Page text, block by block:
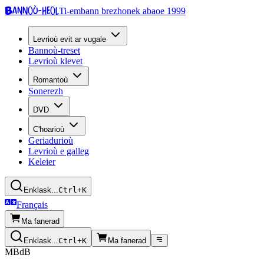
Bannoù-heolTi-embann brezhonek abaoe 1999
Levrioù evit ar vugale
Bannoù-treset
Levrioù klevet
Romantoù
Sonerezh
DVD
C'hoarioù
Geriadurioù
Levrioù e galleg
Keleier
Enklask...Ctrl+K
Français
Ma fanerad
Enklask...Ctrl+K Ma fanerad
MBdB